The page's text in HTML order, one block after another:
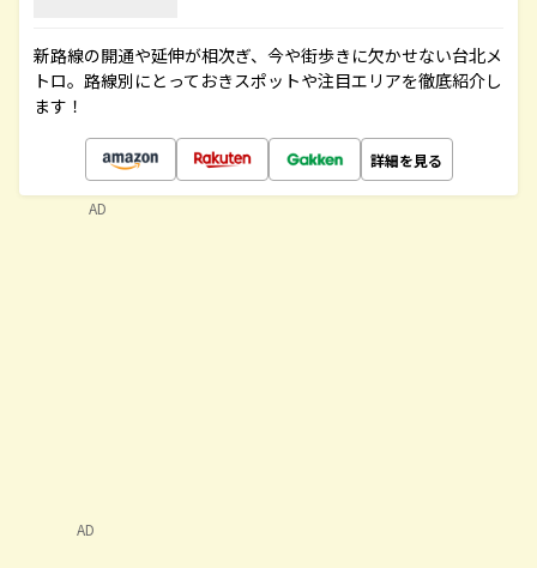
新路線の開通や延伸が相次ぎ、今や街歩きに欠かせない台北メ
トロ。路線別にとっておきスポットや注目エリアを徹底紹介し
ます！
詳細を見る
AD
AD